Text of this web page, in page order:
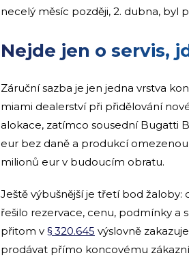
necelý měsíc později, 2. dubna, byl
Nejde jen o servis,
Záruční sazba je jen jedna vrstva
miami dealerství při přidělování
alokace, zatímco sousední Bugatti
eur bez daně a produkcí
milionů eur v budoucím obratu.
Ještě výbušnější je třetí bod
řešilo rezervace, cenu, podmínky a
přitom v § 320.645 výslovně
prodávat přímo koncovému